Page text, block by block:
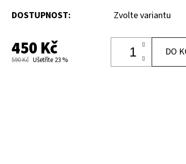
DOSTUPNOST: Zvolte variantu
450 Kč
590 Kč Ušetříte 23 %
DO